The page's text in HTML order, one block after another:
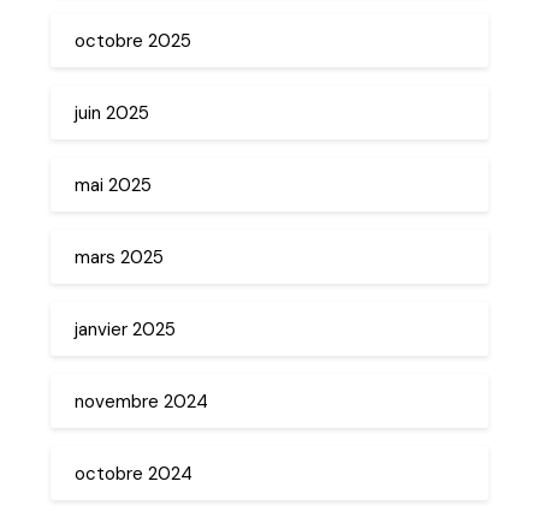
octobre 2025
juin 2025
mai 2025
mars 2025
janvier 2025
novembre 2024
octobre 2024